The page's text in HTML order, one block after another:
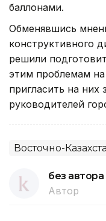
баллонами.
Обменявшись
конструктивного
решили
этим проблемам
пригласить на них
руководителей
Восточно-
без автора
Автор